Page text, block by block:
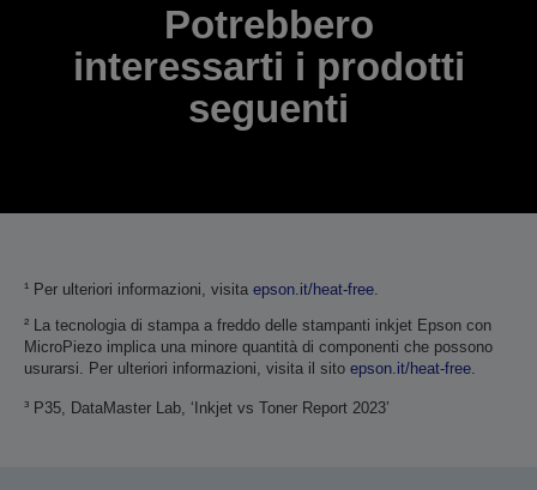
Potrebbero
interessarti i prodotti
seguenti
¹ Per ulteriori informazioni, visita epson.it/heat-free
² La tecnologia di stampa a freddo delle stampanti inkjet Epson con
MicroPiezo implica una minore quantità di componenti che possono
usurarsi. Per ulteriori informazioni, visita il sito epson.it/heat-free
³ P35, DataMaster Lab, ‘Inkjet vs Toner Report 2023’